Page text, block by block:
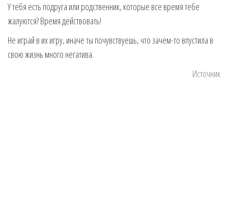
У тебя есть подруга или родственник, которые все время тебе
жалуются? Время действовать!
Не играй в их игру, иначе ты почувствуешь, что зачем-то впустила в
свою жизнь много негатива.
Источник